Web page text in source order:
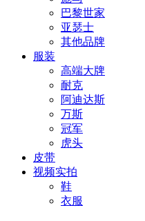
巴黎世家
亚瑟士
其他品牌
服装
高端大牌
耐克
阿迪达斯
万斯
冠军
虎头
皮带
视频实拍
鞋
衣服